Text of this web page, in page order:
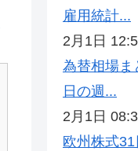
雇用統計...
2月1日
為替相場ま
日の週...
2月1日
欧州株式